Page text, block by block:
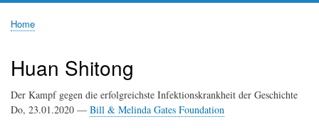
Home
Huan Shitong
Der Kampf gegen die erfolgreichste Infektionskrankheit der Geschichte
Do, 23.01.2020 — Bill & Melinda Gates Foundation